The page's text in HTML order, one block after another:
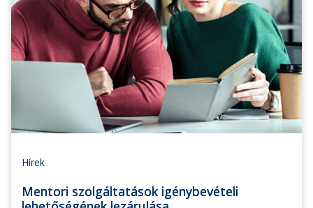
Hírek
Mentori szolgáltatások igénybevételi